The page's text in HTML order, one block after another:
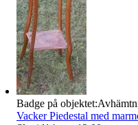
Badge på objektet:
Vacker Piedestal med